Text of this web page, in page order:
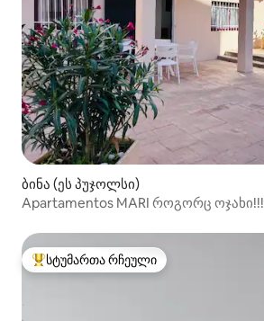
ბინა (ეს პუჯოლსი)
Apartamentos MARI როგორც ოჯახი!!!
სტუმართა რჩეული მოწინავე ვარიანტი
სტუმართა რჩეული